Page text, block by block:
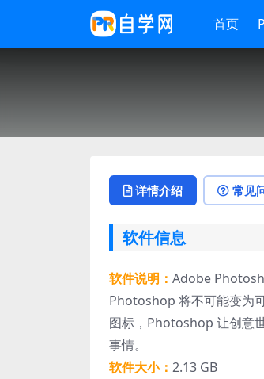
首页
详情介绍 常见
软件信息
软件说明： Adobe
Photoshop 将不可能变为
图标，Photoshop 让创意
事情。
软件大小： 2.13 GB